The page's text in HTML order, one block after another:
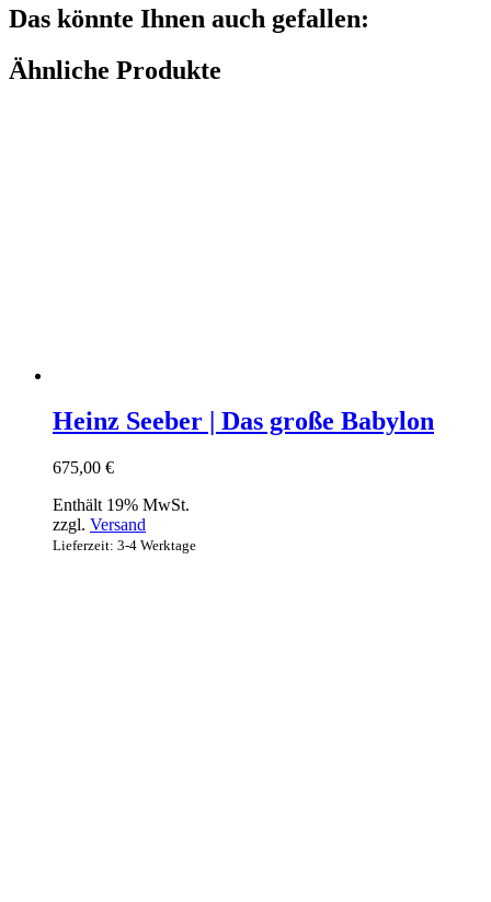
Das könnte Ihnen auch gefallen:
Ähnliche Produkte
Heinz Seeber | Das große Babylon
675,00 €
Enthält 19% MwSt.
zzgl. Versand
Lieferzeit: 3-4 Werktage